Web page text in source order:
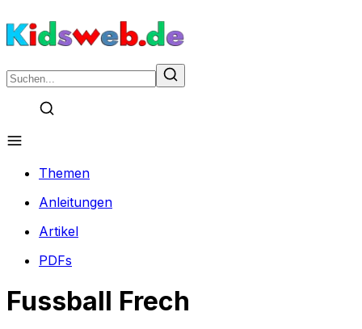
Themen
Anleitungen
Artikel
PDFs
Fussball Frech